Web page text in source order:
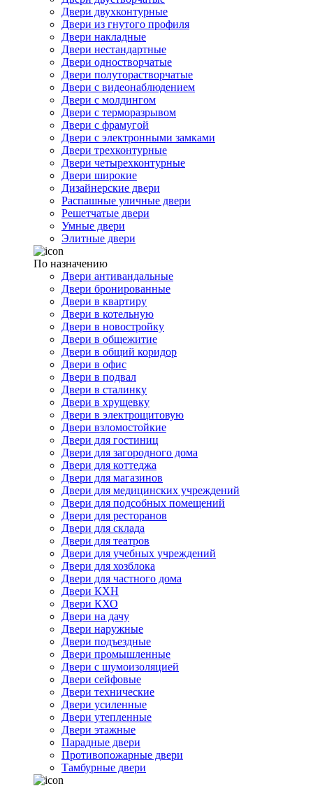
Двери двухконтурные
Двери из гнутого профиля
Двери накладные
Двери нестандартные
Двери одностворчатые
Двери полуторастворчатые
Двери с видеонаблюдением
Двери с молдингом
Двери с терморазрывом
Двери с фрамугой
Двери с электронными замками
Двери трехконтурные
Двери четырехконтурные
Двери широкие
Дизайнерские двери
Распашные уличные двери
Решетчатые двери
Умные двери
Элитные двери
По назначению
Двери антивандальные
Двери бронированные
Двери в квартиру
Двери в котельную
Двери в новостройку
Двери в общежитие
Двери в общий коридор
Двери в офис
Двери в подвал
Двери в сталинку
Двери в хрущевку
Двери в электрощитовую
Двери взломостойкие
Двери для гостиниц
Двери для загородного дома
Двери для коттеджа
Двери для магазинов
Двери для медицинских учреждений
Двери для подсобных помещений
Двери для ресторанов
Двери для склада
Двери для театров
Двери для учебных учреждений
Двери для хозблока
Двери для частного дома
Двери КХН
Двери КХО
Двери на дачу
Двери наружные
Двери подъездные
Двери промышленные
Двери с шумоизоляцией
Двери сейфовые
Двери технические
Двери усиленные
Двери утепленные
Двери этажные
Парадные двери
Противопожарные двери
Тамбурные двери